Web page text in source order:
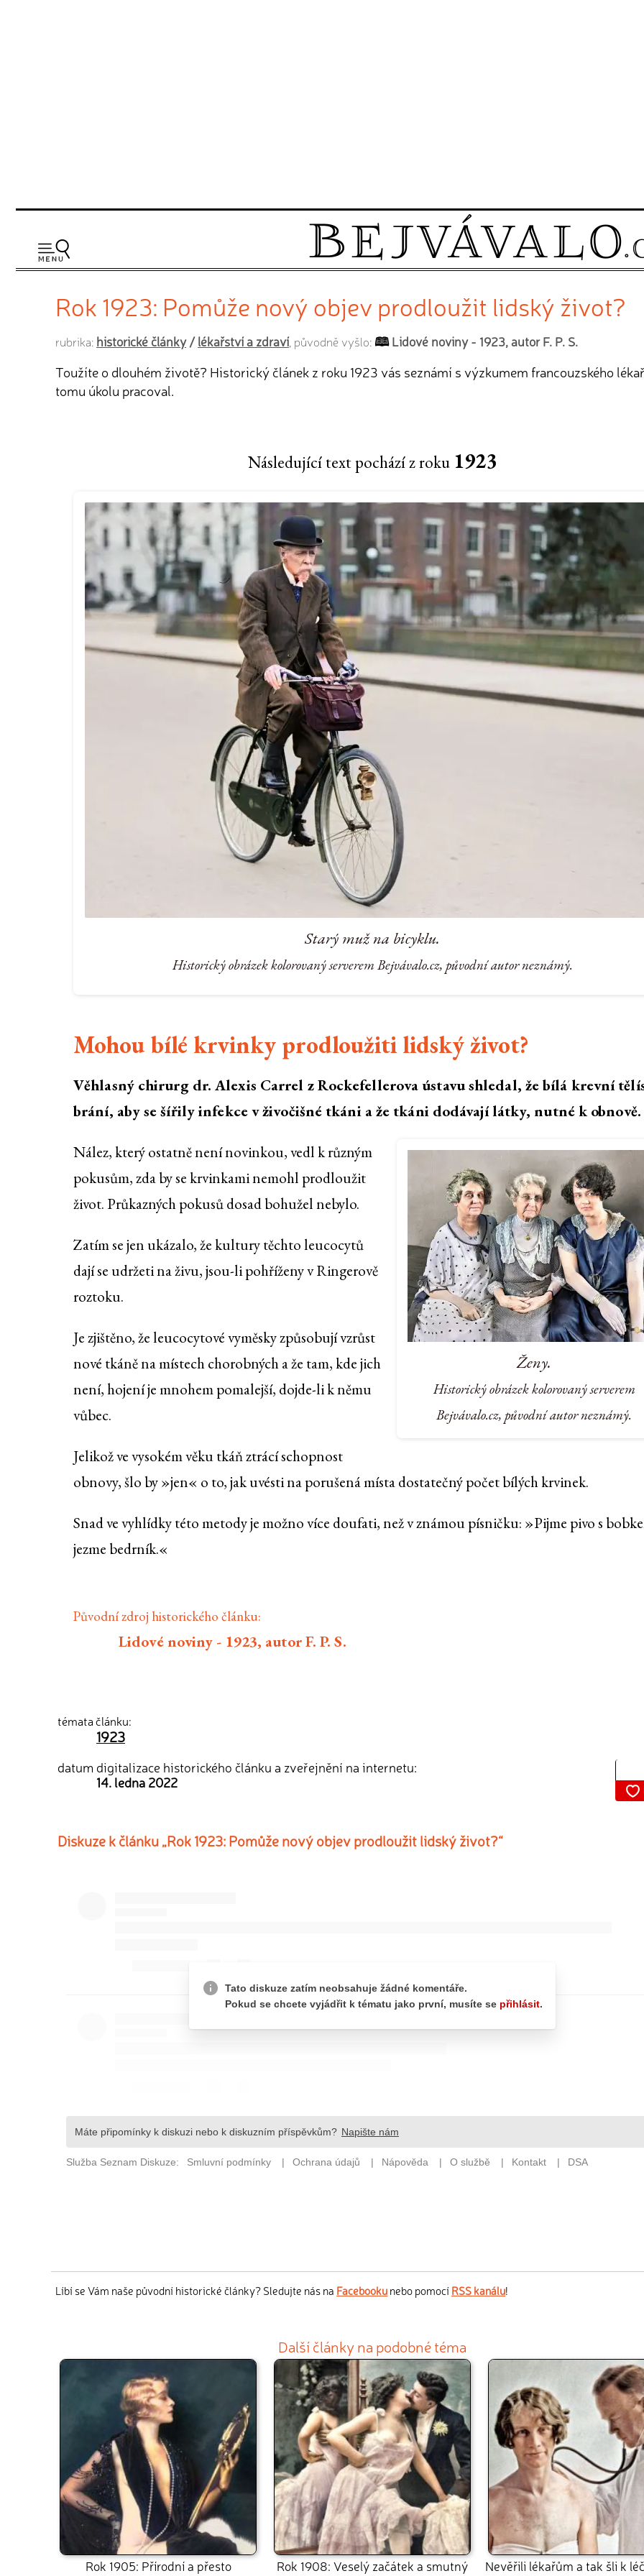
Rok 1923: Pomůže nový objev prodloužit lidský život?
rubrika: historické články/lékařství a zdraví, původně vyšlo: Lidové noviny - 1923, autor F. P. S.
Toužíte o dlouhém životě? Historický článek z roku 1923 vás seznámí s výzkumem francouzského
tomu úkolu pracoval.
Následující text pochází z roku 1923
Starý muž na bicyklu.
Historický obrázek kolorovaný serverem Bejvávalo.cz, původní autor neznámý.
Mohou bílé krvinky prodloužiti lidský život?
Věhlasný chirurg dr. Alexis Carrel z Rockefellerova ústavu shledal, že bílá krevní
brání, aby se šířily infekce v živočišné tkáni a že tkáni dodávají látky, nutné k obnově.
Ženy.
Historický obrázek kolorovaný serverem
Bejvávalo.cz, původní autor neznámý.
Nález, který ostatně není novinkou, vedl k různým
pokusům, zda by se krvinkami nemohl prodloužit
život. Průkazných pokusů dosad bohužel nebylo.
Zatím se jen ukázalo, že kultury těchto leucocytů
dají se udržeti na živu, jsou-li pohříženy v Ringerově
roztoku.
Je zjištěno, že leucocytové vyměsky způsobují vzrůst
nové tkáně na místech chorobných a že tam, kde jich
není, hojení je mnohem pomalejší, dojde-li k němu
vůbec.
Jelikož ve vysokém věku tkáň ztrácí schopnost
obnovy, šlo by »jen« o to, jak uvésti na porušená místa dostatečný počet bílých krvinek.
Snad ve vyhlídky této metody je možno více doufati, než v známou písničku: »Pijme pivo s
jezme bedrník.«
Původní zdroj historického článku:
Lidové noviny - 1923, autor F. P. S.
témata článku:
1923
datum digitalizace historického článku a zveřejnění na internetu:
14. ledna 2022
Diskuze k článku „Rok 1923: Pomůže nový objev prodloužit lidský život?“
Líbí se Vám naše původní historické články? Sledujte nás na Facebookunebo pomocí RSS kanálu!
Další články na podobné téma
Rok 1905: Přírodní a přesto
Rok 1908: Veselý začátek a smutný
Nevěřili lékařům a tak šli k